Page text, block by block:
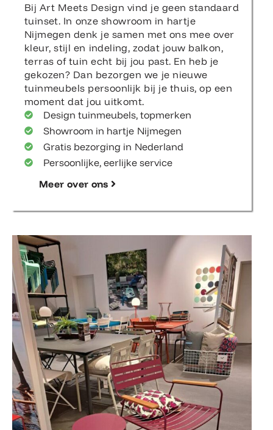
Bij Art Meets Design vind je geen standaard
tuinset. In onze showroom in hartje
Nijmegen denk je samen met ons mee over
kleur, stijl en indeling, zodat jouw balkon,
terras of tuin echt bij jou past. En heb je
gekozen? Dan bezorgen we je nieuwe
tuinmeubels persoonlijk bij je thuis, op een
moment dat jou uitkomt.
Design tuinmeubels, topmerken
Showroom in hartje Nijmegen
Gratis bezorging in Nederland
Persoonlijke, eerlijke service
Meer over ons